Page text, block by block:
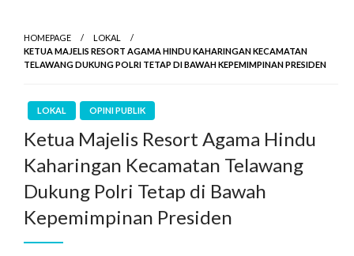
HOMEPAGE
LOKAL
KETUA MAJELIS RESORT AGAMA HINDU KAHARINGAN KECAMATAN
TELAWANG DUKUNG POLRI TETAP DI BAWAH KEPEMIMPINAN PRESIDEN
LOKAL OPINI PUBLIK
Ketua Majelis Resort Agama Hindu
Kaharingan Kecamatan Telawang
Dukung Polri Tetap di Bawah
Kepemimpinan Presiden